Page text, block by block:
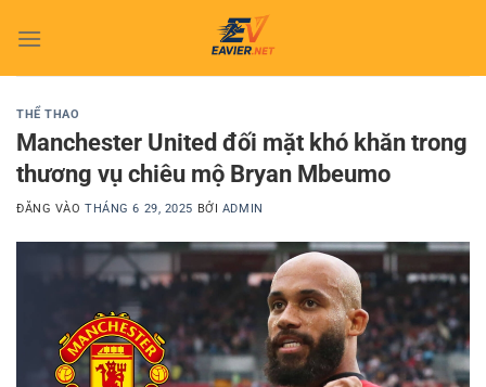
qua
THỂ THAO
Manchester United đối mặt khó khăn trong
thương vụ chiêu mộ Bryan Mbeumo
ĐĂNG VÀOTHÁNG 6 29, 2025 BỞI ADMIN